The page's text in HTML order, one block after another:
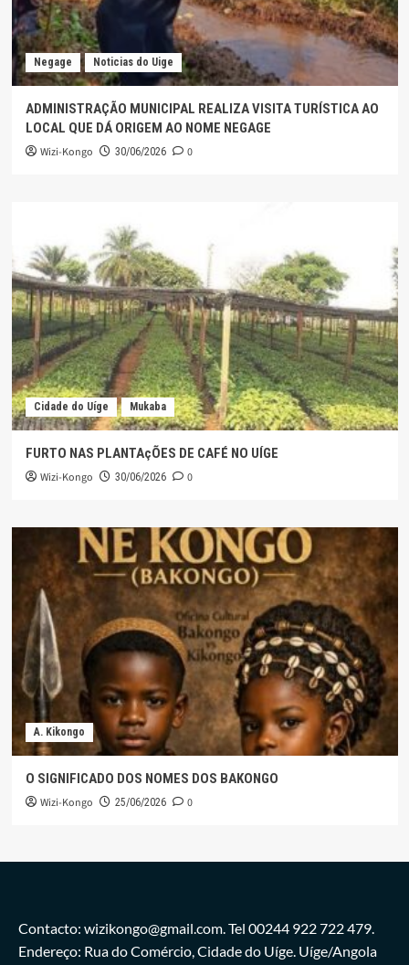
Negage Noticias do Uige
ADMINISTRAÇÃO MUNICIPAL REALIZA VISITA TURÍSTICA AO
LOCAL QUE DÁ ORIGEM AO NOME NEGAGE
Wizi-Kongo 30/06/2026 0
Cidade do Uíge Mukaba
FURTO NAS PLANTAçÕES DE CAFÉ NO UÍGE
Wizi-Kongo 30/06/2026 0
A. Kikongo
O SIGNIFICADO DOS NOMES DOS BAKONGO
Wizi-Kongo 25/06/2026 0
Contacto: wizikongo@gmail.com. Tel 00244 922 722 479.
Endereço: Rua do Comércio, Cidade do Uíge. Uíge/Angola